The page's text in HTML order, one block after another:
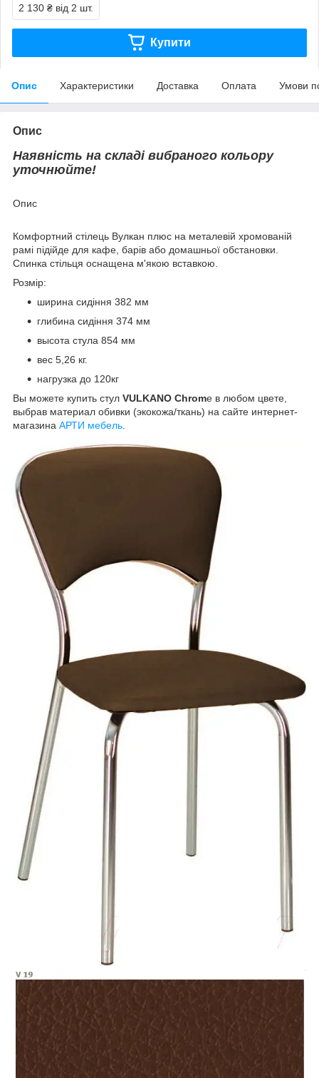
2 130 ₴ від 2 шт.
Купити
Опис Характеристики Доставка Оплата Умови
Опис
Наявність на складі вибраного кольору
уточнюйте!
Опис
Комфортний стілець Вулкан плюс на металевій хромованій
рамі підійде для кафе, барів або домашньої обстановки.
Спинка стільця оснащена м'якою вставкою.
Розмір:
ширина сидіння 382 мм
глибина сидіння 374 мм
высота стула 854 мм
вес 5,26 кг.
нагрузка до 120кг
Вы можете купить стул VULKANO Chrome в любом цвете,
выбрав материал обивки (экокожа/ткань) на сайте интернет-
магазина АРТИ мебель